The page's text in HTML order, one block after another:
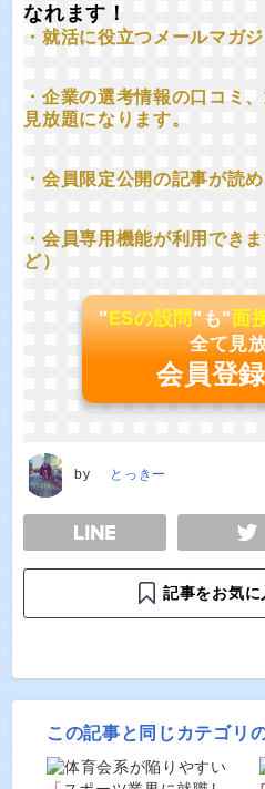
なれます！
・就活に役立つメールマガ
・企業の選考情報の口コミ
見放題になります。
・会員限定公開の記事が読め
・会員専用機能が利用でき
ど）
"ESの設問"も"面
全て見
会員登録
by とっきー
TWEET
記事をお気に
この記事と同じカテゴリ